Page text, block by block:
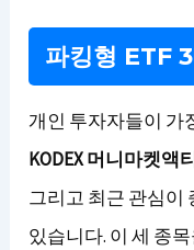
파킹형 ETF
개인 투자자들이 가
KODEX 머니마켓액
그리고 최근 관심이
있습니다. 이 세 종